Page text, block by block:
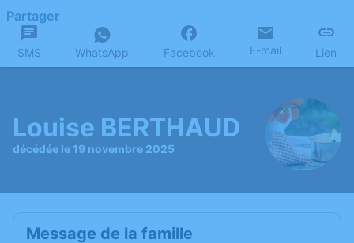
Partager
SMS WhatsApp Facebook E-mail Lien
Louise BERTHAUD
décédée le 19 novembre 2025
Message de la famille